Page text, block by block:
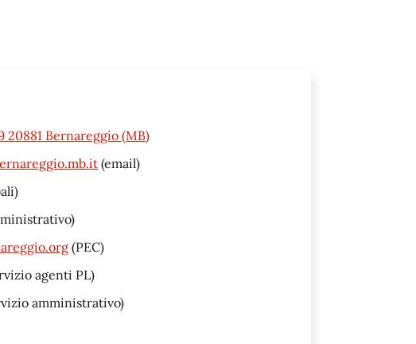
Bernareggio (MB)
(email)
(PEC)
agenti PL)
amministrativo)